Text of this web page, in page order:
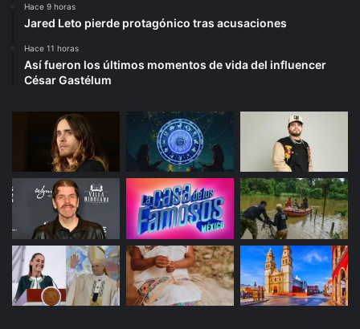
Hace 9 horas
Jared Leto pierde protagónico tras acusaciones
Hace 11 horas
Así fueron los últimos momentos de vida del influencer
César Gastélum